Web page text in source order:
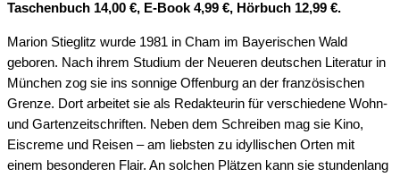
Taschenbuch 14,00 €, E-Book 4,99 €, Hörbuch 12,99 €.
Marion Stieglitz wurde 1981 in Cham im Bayerischen Wald
geboren. Nach ihrem Studium der Neueren deutschen Literatur in
München zog sie ins sonnige Offenburg an der französischen
Grenze. Dort arbeitet sie als Redakteurin für verschiedene Wohn-
und Gartenzeitschriften. Neben dem Schreiben mag sie Kino,
Eiscreme und Reisen – am liebsten zu idyllischen Orten mit
einem besonderen Flair. An solchen Plätzen kann sie stundenlang